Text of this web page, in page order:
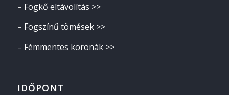
– Fogkő eltávolítás >>
– Fogszínű tömések >>
– Fémmentes koronák >>
IDŐPONT